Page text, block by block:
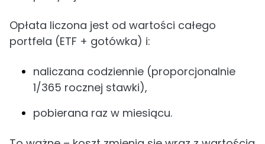
Opłata liczona jest od wartości całego
portfela (ETF + gotówka) i:
naliczana codziennie (proporcjonalnie
1/365 rocznej stawki),
pobierana raz w miesiącu.